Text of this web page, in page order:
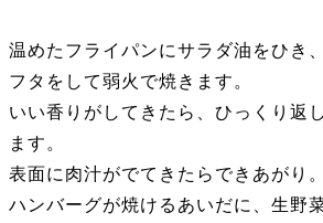
温めたフライパンにサラダ油をひき
フタをして弱火で焼きます。
いい香りがしてきたら、ひっくり返
ます。
表面に肉汁がでてきたらできあがり。
ハンバーグが焼けるあいだに、生野